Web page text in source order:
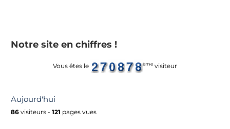
Notre site en chiffres !
Vous êtes le ème visiteur
Aujourd'hui
86 visiteurs - 121 pages vues